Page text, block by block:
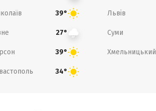
39° Львів
27° Суми
39° Хмельницький
34°